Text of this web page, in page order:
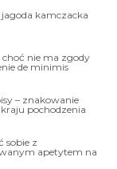
jagoda kamczacka
choć nie ma zgody
de minimis
– znakowanie
pochodzenia
sobie z
apetytem na